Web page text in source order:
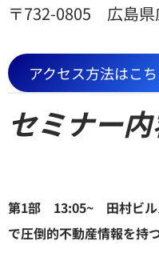
〒732-0805 広島
アクセス方法はこ
セミナー
第1部 13:05~
田村ビ
で圧倒的不動産情報を持